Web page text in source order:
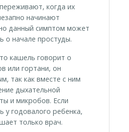
когда их
начинают
данный симптом может
о начале простуды.
кашель говорит о
или гортани, он
так как вместе с ним
дыхательной
и микробов. Если
у годовалого ребенка,
только врач.